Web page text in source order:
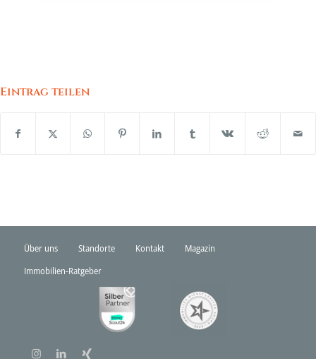
Eintrag teilen
Über uns Standorte Kontakt
Magazin
Immobilien-Ratgeber